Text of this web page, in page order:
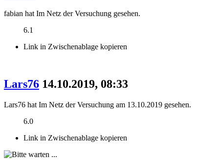
fabian hat Im Netz der Versuchung gesehen.
6.1
Link in Zwischenablage kopieren
Lars76 14.10.2019, 08:33
Lars76 hat Im Netz der Versuchung am 13.10.2019 gesehen.
6.0
Link in Zwischenablage kopieren